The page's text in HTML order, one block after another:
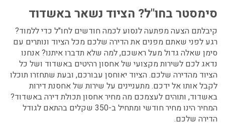
סימסטר בחו"ל? הציוד נשאר באשדוד
קיבלתם הצעה מפתעה לנסוע לכמה חודשים לחו"ל כדי ללמוד?
רגע לפני שאתם מפנים את הדירה שלכם מכל הציוד ונותרים עם
סימן שאלה גדול מעל ראשכם, למה שלא תדברו איתנו? אנחנו
נדאג לכם לשירות מקצועי שלאחסון רהיטים באשדוד ושל כל
הציוד מהדירה שלכם. הציוד יאוחסן עבורכם, ובעת שתחזרו תוכלו
לקבל אותו אל ידכם. מתעניינים על שירות שלאחסנת דירות
באשדוד, ותוהים לעצמכם מהמחיר אחסון תכולת דירה באשדוד?
המחיר הינו מחיר חודשי ומתחיל ב-350 שקלים בהתאם לגודל
הדירה שלכם.